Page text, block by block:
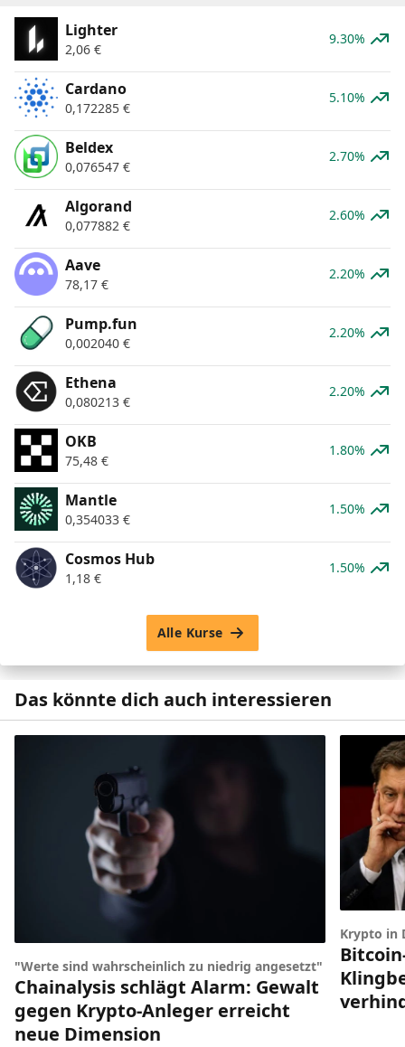
Lighter
2,06 €
9.30%
Cardano
0,172285 €
5.10%
Beldex
0,076547 €
2.70%
Algorand
0,077882 €
2.60%
Aave
78,17 €
2.20%
Pump.fun
0,002040 €
2.20%
Ethena
0,080213 €
2.20%
OKB
75,48 €
1.80%
Mantle
0,354033 €
1.50%
Cosmos Hub
1,18 €
1.50%
Alle Kurse
Das könnte dich auch interessieren
"Werte sind wahrscheinlich zu niedrig angesetzt"
Chainalysis schlägt Alarm: Gewalt
gegen Krypto-Anleger erreicht
neue Dimension
Krypto in